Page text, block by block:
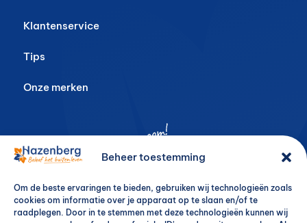
Beheer toestemming
Om de beste ervaringen te bieden, gebruiken wij technologieën zoals
cookies om informatie over je apparaat op te slaan en/of te
raadplegen. Door in te stemmen met deze technologieën kunnen wij
Klantenservice
Tips
Onze merken